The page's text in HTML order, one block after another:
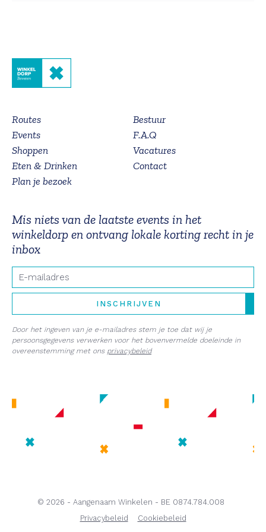
Routes
Events
Shoppen
Eten & Drinken
Plan je bezoek
Bestuur
F.A.Q
Vacatures
Contact
Mis niets van de laatste events in het
winkeldorp en ontvang lokale korting recht in je
inbox
E-mail
INSCHRIJVEN
Door het ingeven van je e-mailadres stem je toe dat wij je
persoonsgegevens verwerken voor het bovenvermelde doeleinde in
overeenstemming met ons privacybeleid
© 2026 - Aangenaam Winkelen - BE 0874.784.008
Privacybeleid
Cookiebeleid